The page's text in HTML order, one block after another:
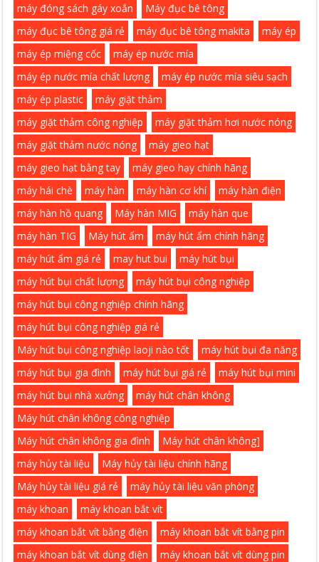
máy đóng sách gáy xoắn
Máy đục bê tông
máy đục bê tông giá rẻ
máy đục bê tông makita
máy ép
máy ép miệng cốc
máy ép nước mía
máy ép nước mía chất lượng
máy ép nước mía siêu sạch
máy ép plastic
máy giặt thảm
máy giặt thảm công nghiệp
máy giặt thảm hơi nước nóng
máy giặt thảm nước nóng
máy gieo hạt
máy gieo hạt bằng tay
máy gieo hạy chính hãng
máy hái chè
máy hàn máy hàn cơ khí
máy hàn điện
máy hàn hồ quang
Máy hàn MIG
máy hàn que
máy hàn TIG
Máy hút ẩm
máy hút ẩm chính hãng
máy hút ẩm giá rẻ
may hut bui
máy hút bụi
máy hút bụi chất lượng
máy hút bụi công nghiệp
máy hút bụi công nghiệp chính hãng
máy hút bụi công nghiệp giá rẻ
Máy hút bụi công nghiệp laoji nào tốt
máy hút bụi đa năng
máy hút bụi gia đình
máy hút bụi giá rẻ
máy hút bụi mini
máy hút bụi nhà xưởng
máy hút chân không
Máy hút chân không công nghiệp
Máy hút chân không gia đình
Máy hút chân không]
máy hủy tài liệu
Máy hủy tài liệu chính hãng
Máy hủy tài liệu giá rẻ
máy hủy tài liệu văn phòng
máy khoan
máy khoan bắt vít
máy khoan bắt vít bằng điện
máy khoan bắt vít bằng pin
máy khoan bắt vít dùng điện
máy khoan bắt vít dùng pin